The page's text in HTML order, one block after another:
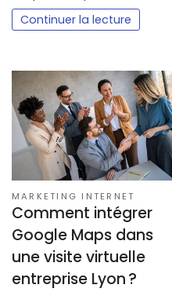
Continuer la lecture
MARKETING INTERNET
Comment intégrer
Google Maps dans
une visite virtuelle
entreprise Lyon ?